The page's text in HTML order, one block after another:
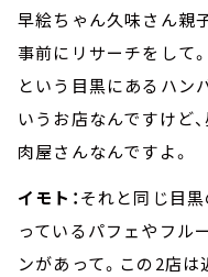
早絵ちゃん久味さん親
事前にリサーチをして
という目黒にあるハン
いうお店なんですけど
肉屋さんなんですよ。
イモト：それと同じ目黒
っているパフェやフル
ンがあって。この2店